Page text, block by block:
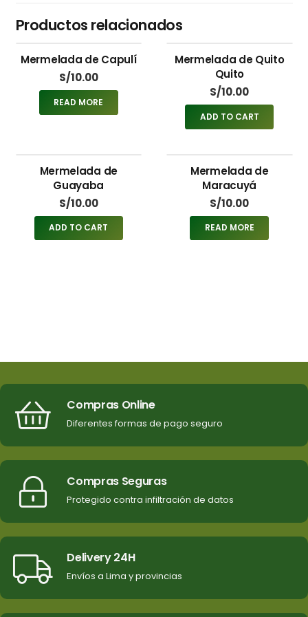
Productos relacionados
Mermelada de Capulí
S/10.00
READ MORE
Mermelada de Quito
Quito
S/10.00
ADD TO CART
Mermelada de
Guayaba
S/10.00
ADD TO CART
Mermelada de
Maracuyá
S/10.00
READ MORE
Compras Online
Diferentes formas de pago seguro
Compras Seguras
Protegido contra infiltración de datos
Delivery 24H
Envíos a Lima y provincias